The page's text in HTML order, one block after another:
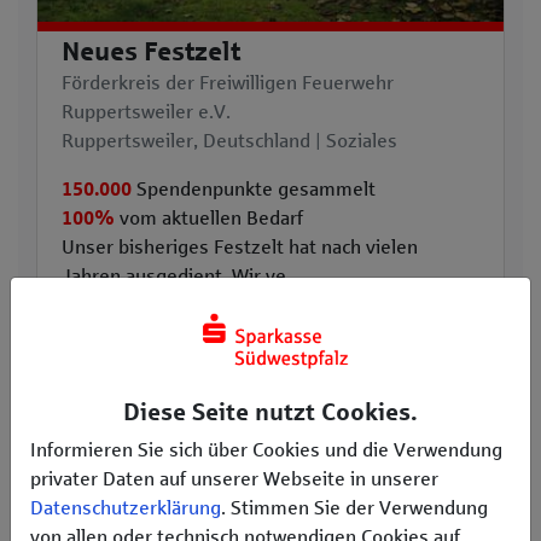
Diese Seite nutzt Cookies.
Informieren Sie sich über Cookies und die Verwendung
privater Daten auf unserer Webseite in unserer
Datenschutzerklärung. Stimmen Sie der Verwendung
von allen oder technisch notwendigen Cookies auf
Neues Festzelt
Förderkreis der Freiwilligen Feuerwehr
Ruppertsweiler e.V.
Ruppertsweiler, Deutschland | Soziales
150.000 Spendenpunkte gesammelt
100% vom aktuellen Bedarf
Unser bisheriges Festzelt hat nach vielen
Jahren ausgedient. Wir ve ...
Projekt ansehen